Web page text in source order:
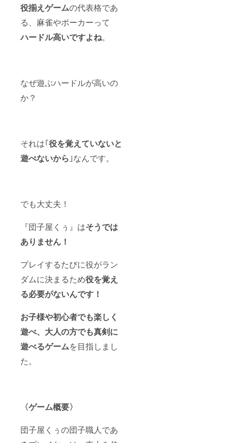
役揃えゲームの代表格であ
る、麻雀やポーカーって
ハードル高いですよね。
なぜ遊ぶハードルが高いの
か？
それは｢役を覚えていないと
遊べないから ｣なんです。
でも大丈夫！
『団子屋くぅ』はそうでは
ありません！
プレイするたびに役がラン
ダムに決まるため役を覚え
る必要がないんです！
お子様や初心者でも楽しく
遊べ、大人の方でも真剣に
遊べるゲームを目指しまし
た。
〈ゲーム概要〉
団子屋くぅの団子職人であ